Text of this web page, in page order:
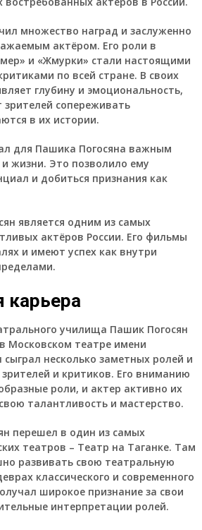
множество наград и заслуженно
актёром. Его роли в
и «Жмурки» стали настоящими
по всей стране. В своих
глубину и эмоциональность,
сопереживать
в их истории.
для Пашика Погосяна важным
жизни. Это позволило ему
и добиться признания как
является одним из самых
актёров России. Его фильмы
и имеют успех как внутри
карьера
училища Пашик Погосян
Московском театре имени
несколько заметных ролей и
и критиков. Его вниманию
роли, и актер активно их
талантливость и мастерство.
перешел в один из самых
театров – Театр на Таганке. Там
развивать свою театральную
классического и современного
широкое признание за свои
интерпретации ролей.